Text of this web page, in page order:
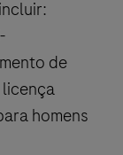
de
homens